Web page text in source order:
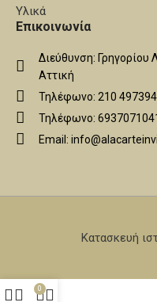
Υλικά
Επικοινωνία
Διεύθυνση: Γρηγορίου
Αττική
Τηλέφωνο: 210
Τηλέφωνο:
Email:
Κατασκευή
0